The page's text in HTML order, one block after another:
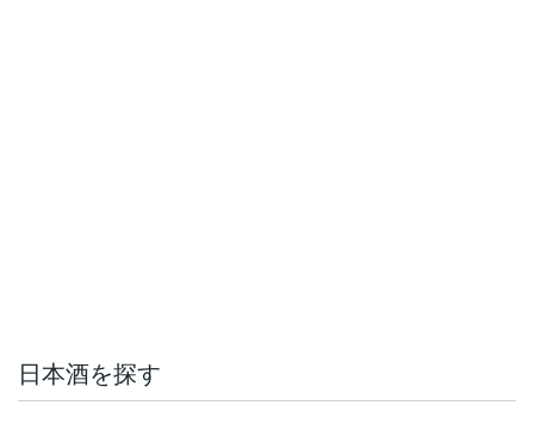
日本酒を探す